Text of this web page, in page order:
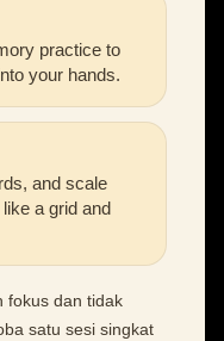
practice to
your hands.
and scale
a grid and
fokus dan tidak
satu sesi singkat